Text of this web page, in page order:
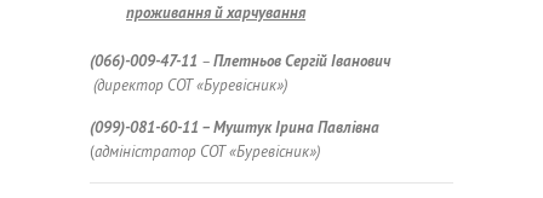
проживання й харчування
(066)-009-47-11 –Плетньов Сергій Іванович
(директор СОТ «Буревісник»)
(099)-081-60-11 – Муштук Ірина Павлівна
(адміністратор СОТ «Буревісник»)